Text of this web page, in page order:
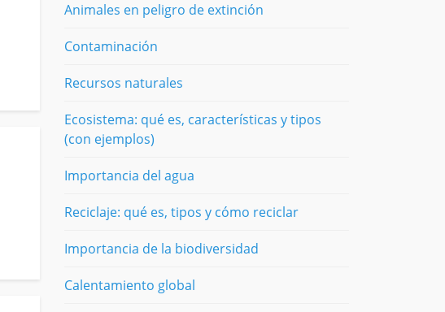
Animales en peligro de extinción
Contaminación
Recursos naturales
Ecosistema: qué es, características y tipos
(con ejemplos)
Importancia del agua
Reciclaje: qué es, tipos y cómo reciclar
Importancia de la biodiversidad
Calentamiento global